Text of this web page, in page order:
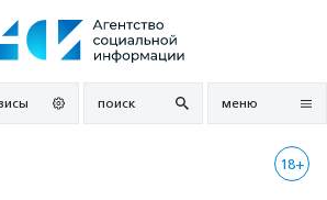
поиск меню
18+